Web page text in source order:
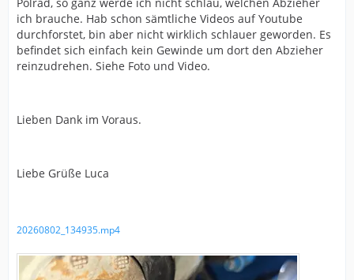
ich brauche. Hab schon sämtliche Videos auf Youtube
durchforstet, bin aber nicht wirklich schlauer geworden. Es
befindet sich einfach kein Gewinde um dort den Abzieher
reinzudrehen. Siehe Foto und Video.
Lieben Dank im Voraus.
Liebe Grüße Luca
20260802_134935.mp4